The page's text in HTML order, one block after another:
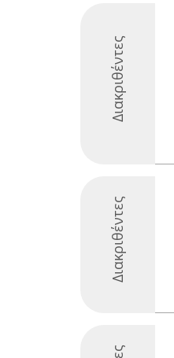
Διακριθέντες
Διακριθέντες